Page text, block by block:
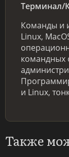
Терминал/
Команды и
Linux,
командных
и Linux,
Также